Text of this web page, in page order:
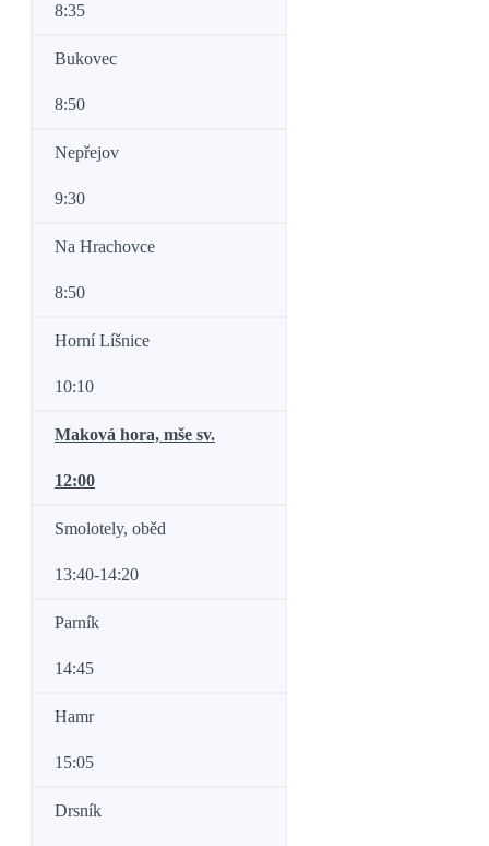
8:35
Bukovec
8:50
Nepřejov
9:30
Na Hrachovce
8:50
Horní Líšnice
10:10
Maková hora, mše sv.
12:00
Smolotely, oběd
13:40-14:20
Parník
14:45
Hamr
15:05
Drsník